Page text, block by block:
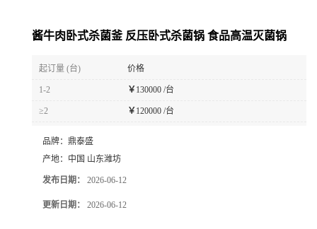
酱牛肉卧式杀菌釜 反压卧式杀菌锅 食品高温灭菌锅
起订量 (台) 价格
1-2 ￥ 130000 /台
≥2 ￥ 120000 /台
品牌： 鼎泰盛
产地： 中国 山东潍坊
发布日期： 2026-06-12
更新日期： 2026-06-12